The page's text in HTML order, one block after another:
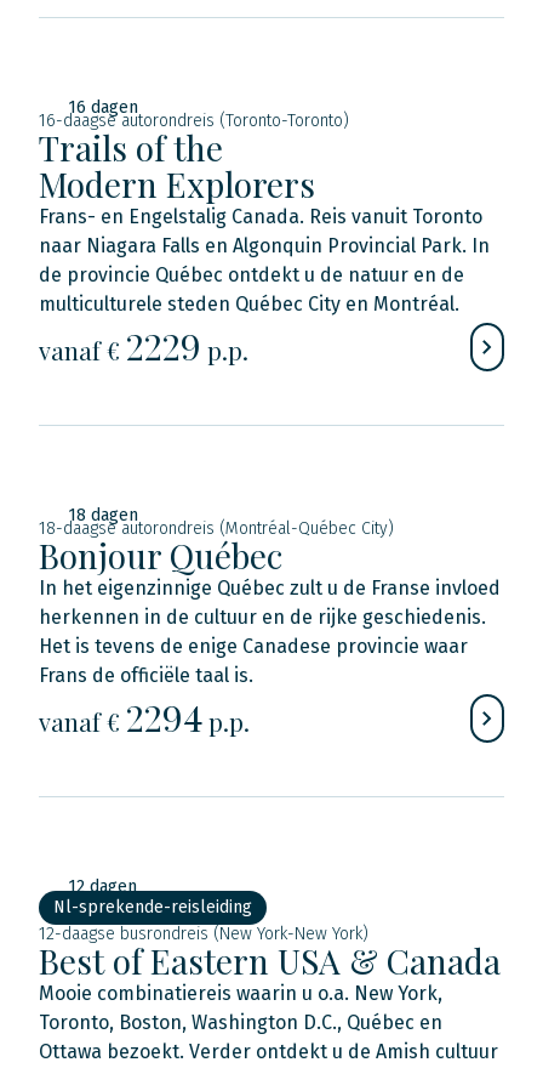
16 dagen
16-daagse autorondreis (Toronto-Toronto)
Trails of the
Modern Explorers
Frans- en Engelstalig Canada. Reis vanuit Toronto
naar Niagara Falls en Algonquin Provincial Park. In
de provincie Québec ontdekt u de natuur en de
multiculturele steden Québec City en Montréal.
vanaf € 2229 p.p.
18 dagen
18-daagse autorondreis (Montréal-Québec City)
Bonjour Québec
In het eigenzinnige Québec zult u de Franse invloed
herkennen in de cultuur en de rijke geschiedenis.
Het is tevens de enige Canadese provincie waar
Frans de officiële taal is.
vanaf € 2294p.p.
12 dagen
Nl-sprekende-reisleiding
12-daagse busrondreis (New York-New York)
Best of Eastern USA & Canada
Mooie combinatiereis waarin u o.a. New York,
Toronto, Boston, Washington D.C., Québec en
Ottawa bezoekt. Verder ontdekt u de Amish cultuur